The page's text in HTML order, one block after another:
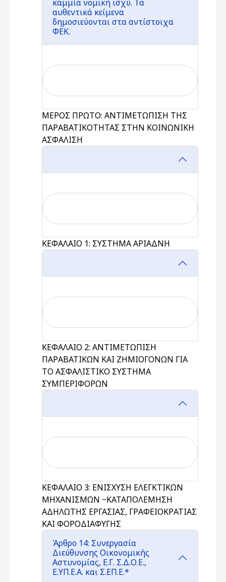
καμμία νομική ισχύ. Τα
αυθεντικά κείμενα
δημοσιεύονται στα αντίστοιχα
ΦΕΚ.
ΜΕΡΟΣ ΠΡΩΤΟ: ΑΝΤΙΜΕΤΩΠΙΣΗ ΤΗΣ
ΠΑΡΑΒΑΤΙΚΟΤΗΤΑΣ ΣΤΗΝ ΚΟΙΝΩΝΙΚΗ
ΑΣΦΑΛΙΣΗ
ΚΕΦΑΛΑΙΟ 1: ΣΥΣΤΗΜΑ ΑΡΙΑΔΝΗ
ΚΕΦΑΛΑΙΟ 2: ΑΝΤΙΜΕΤΩΠΙΣΗ
ΠΑΡΑΒΑΤΙΚΩΝ ΚΑΙ ΖΗΜΙΟΓΟΝΩΝ ΓΙΑ
ΤΟ ΑΣΦΑΛΙΣΤΙΚΟ ΣΥΣΤΗΜΑ
ΣΥΜΠΕΡΙΦΟΡΩΝ
ΚΕΦΑΛΑΙΟ 3: ΕΝΙΣΧΥΣΗ ΕΛΕΓΚΤΙΚΩΝ
ΜΗΧΑΝΙΣΜΩΝ −ΚΑΤΑΠΟΛΕΜΗΣΗ
ΑΔΗΛΩΤΗΣ ΕΡΓΑΣΙΑΣ, ΓΡΑΦΕΙΟΚΡΑΤΙΑΣ
ΚΑΙ ΦΟΡΟΔΙΑΦΥΓΗΣ
Άρθρο 14: Συνεργασία
Διεύθυνσης Οικονομικής
Αστυνομίας, Ε.Γ. Σ.Δ.Ο.Ε.,
Ε.ΥΠ.Ε.Α. και Σ.ΕΠ.Ε.*